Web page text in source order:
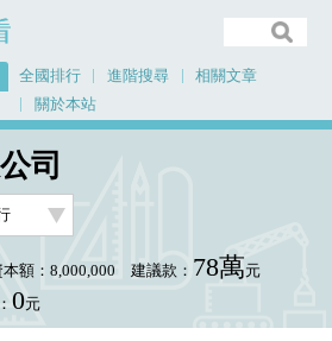
全國排行 進階搜尋
相關文章
關於本站
司
本額：8,000,000 建議款： 78萬元
0元